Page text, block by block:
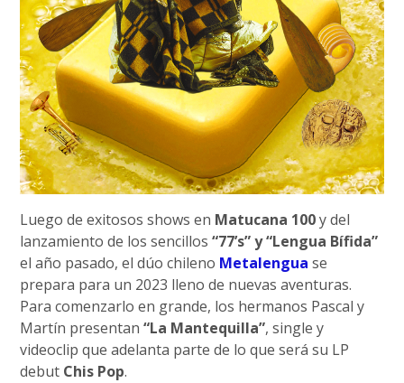
Luego de exitosos shows en Matucana 100y del
lanzamiento de los sencillos“77’s” y “Lengua Bífida”
el año pasado, el dúo chileno Metalengua se
prepara para un 2023 lleno de nuevas aventuras.
Para comenzarlo en grande, los hermanos Pascal y
Martín presentan“La Mantequilla”, single y
videoclip que adelanta parte de lo que será su LP
debut Chis Pop.